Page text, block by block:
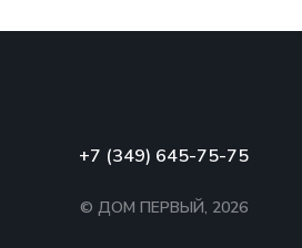
+7 (349) 645-75-75
© ДОМ ПЕРВЫЙ, 2026